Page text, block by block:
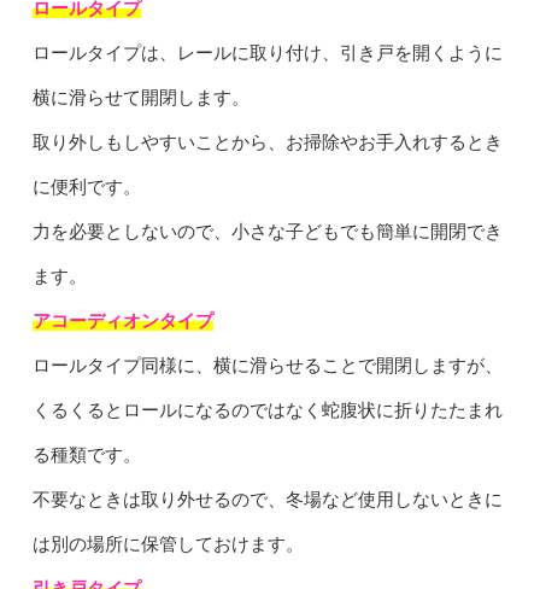
ロールタイプ
ロールタイプは、レールに取り付け、引き戸を開くように
横に滑らせて開閉します。
取り外しもしやすいことから、お掃除やお手入れするとき
に便利です。
力を必要としないので、小さな子どもでも簡単に開閉でき
ます。
アコーディオンタイプ
ロールタイプ同様に、横に滑らせることで開閉しますが、
くるくるとロールになるのではなく蛇腹状に折りたたまれ
る種類です。
不要なときは取り外せるので、冬場など使用しないときに
は別の場所に保管しておけます。